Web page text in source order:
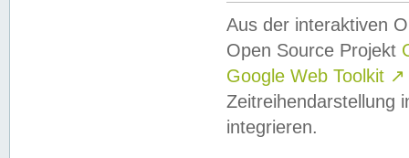
Aus der interaktiven
Open Source Projekt
Google Web Toolkit ↗
Zeitreihendarstellung
integrieren.